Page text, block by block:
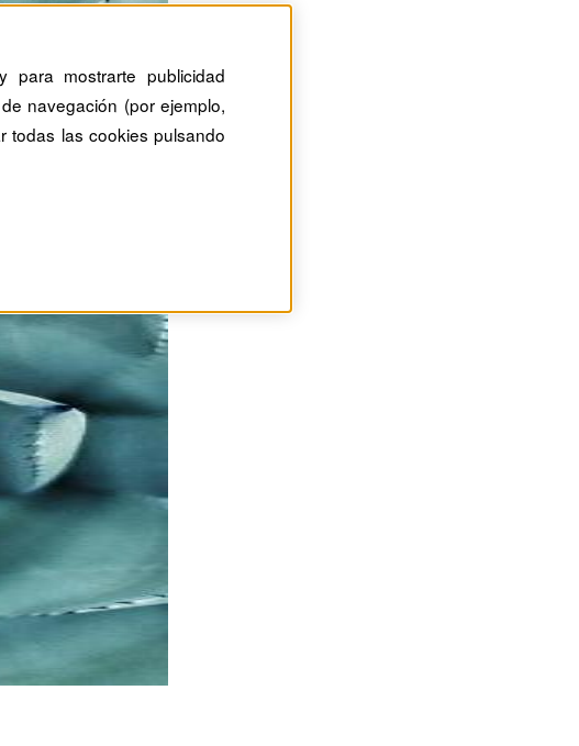
mostrarte publicidad
navegación (por ejemplo,
todas las cookies pulsando